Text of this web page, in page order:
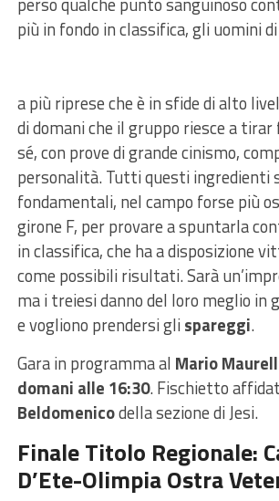
più in fondo in classifica, gli uomini di
a più riprese che è in sfide di alto
di domani che il gruppo riesce a
sé, con prove di grande cinismo,
personalità. Tutti questi ingredienti
fondamentali, nel campo forse più
girone F, per provare a spuntarla
in classifica, che ha a disposizione
come possibili risultati. Sarà
ma i treiesi danno del loro meglio in
e vogliono prendersi glispareggi.
Gara in programma al Mario
domani alle 16:30. Fischietto
Beldomenicodella sezione di Jesi.
Finale Titolo Regionale:
D’Ete-Olimpia Ostra